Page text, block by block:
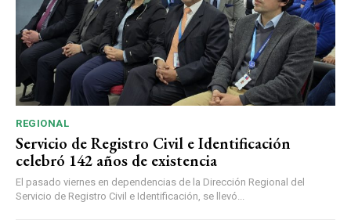
REGIONAL
Servicio de Registro Civil e Identificación
celebró 142 años de existencia
El pasado viernes en dependencias de la Dirección Regional del
Servicio de Registro Civil e Identificación, se llevó...